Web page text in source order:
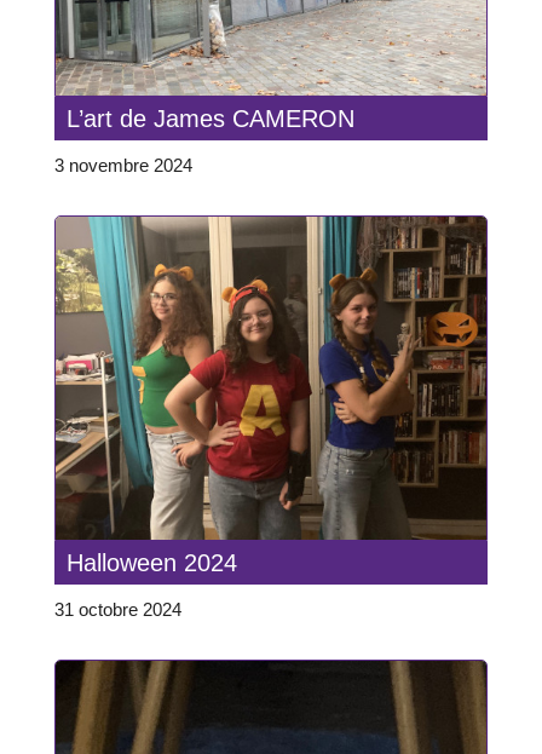
L’art de James CAMERON
3 novembre 2024
Halloween 2024
31 octobre 2024